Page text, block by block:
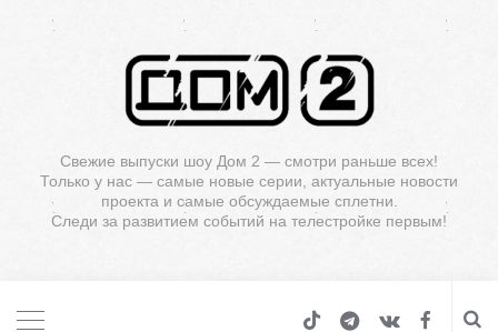
Свежие выпуски шоу Дом 2 — смотри раньше всех!
Только у нас — самые новые серии, актуальные новости
проекта и самые обсуждаемые сплетни.
Следи за развитием событий на телестройке первым!